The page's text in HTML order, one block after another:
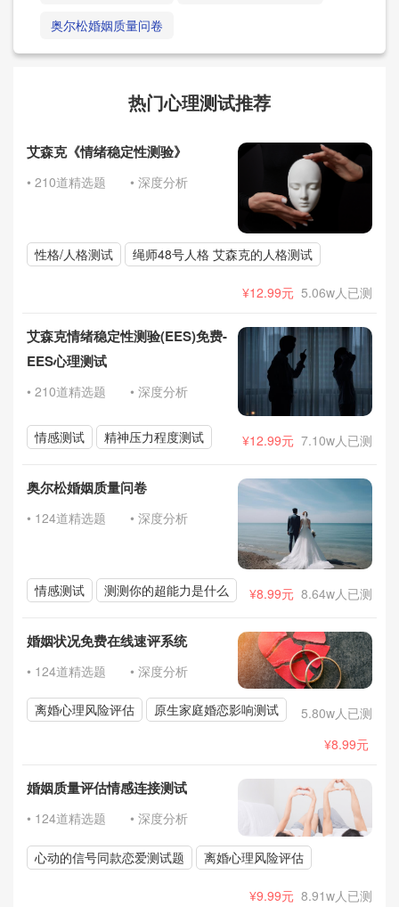
奥尔松婚姻质量问卷
热门心理测试推荐
艾森克《情绪稳定性测验》
• 210道精选题 • 深度分析
性格/人格测试 绳师48号人格 艾森克的人格测试
5.06w人已测
¥12.99元
艾森克情绪稳定性测验(EES)免费-
EES心理测试
• 210道精选题 • 深度分析
情感测试 精神压力程度测试 7.10w人已测
¥12.99元
奥尔松婚姻质量问卷
• 124道精选题 • 深度分析
情感测试 测测你的超能力是什么 8.64w人已测
¥8.99元
婚姻状况免费在线速评系统
• 124道精选题 • 深度分析
离婚心理风险评估 原生家庭婚恋影响测试
5.80w人已测
¥8.99元
婚姻质量评估情感连接测试
• 124道精选题 • 深度分析
心动的信号同款恋爱测试题 离婚心理风险评估
8.91w人已测
¥9.99元